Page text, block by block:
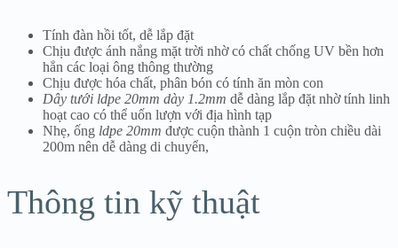
Tính đàn hồi tốt, dễ lắp đặt
Chịu được ánh nắng mặt trời nhờ có chất chống UV bền hơn
hẳn các loại ông thông thường
Chịu được hóa chất, phân bón có tính ăn mòn con
Dây tưới ldpe 20mm dày 1.2mm dễ dàng lắp đặt nhờ tính linh
hoạt cao có thể uốn lượn với địa hình tạp
Nhẹ, ống ldpe 20mm được cuộn thành 1 cuộn tròn chiều dài
200m nên dễ dàng di chuyển,
Thông tin kỹ thuật